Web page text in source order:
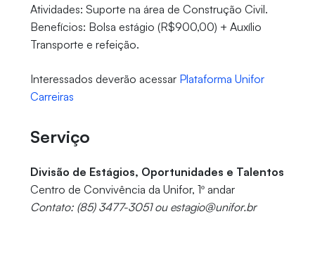
Atividades: Suporte na área de Construção Civil.
Benefícios: Bolsa estágio (R$900,00) + Auxílio
Transporte e refeição.
Interessados deverão acessar Plataforma Unifor
Carreiras
Serviço
Divisão de Estágios, Oportunidades e Talentos
Centro de Convivência da Unifor, 1º andar
Contato: (85) 3477-3051 ou estagio@unifor.br